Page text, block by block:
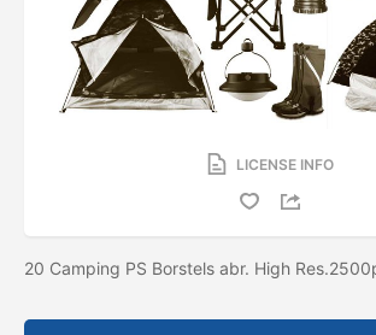
LICENSE INFO
20 Camping PS Borstels abr. High